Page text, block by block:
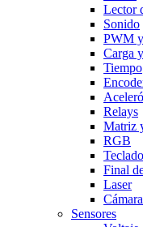
Lector
Sonido
PWM
Carga
Tiempo
Relays
Matriz
RGB
Teclado
Final
Laser
Cámara
Sensores